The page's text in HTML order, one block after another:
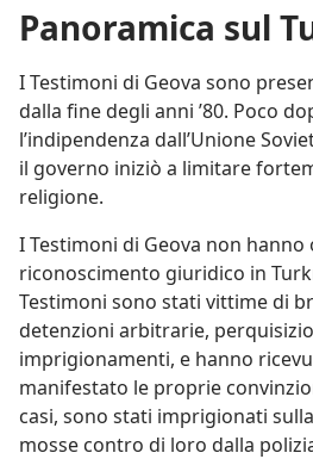
Panoramica sul
I Testimoni di Geova sono
dalla fine degli anni ’80. Poco
l’indipendenza dall’Unione
il governo iniziò a limitare
religione.
I Testimoni di Geova non
riconoscimento giuridico in
Testimoni sono stati vittime di
detenzioni arbitrarie,
imprigionamenti, e hanno
manifestato le proprie
casi, sono stati imprigionati
mosse contro di loro dalla